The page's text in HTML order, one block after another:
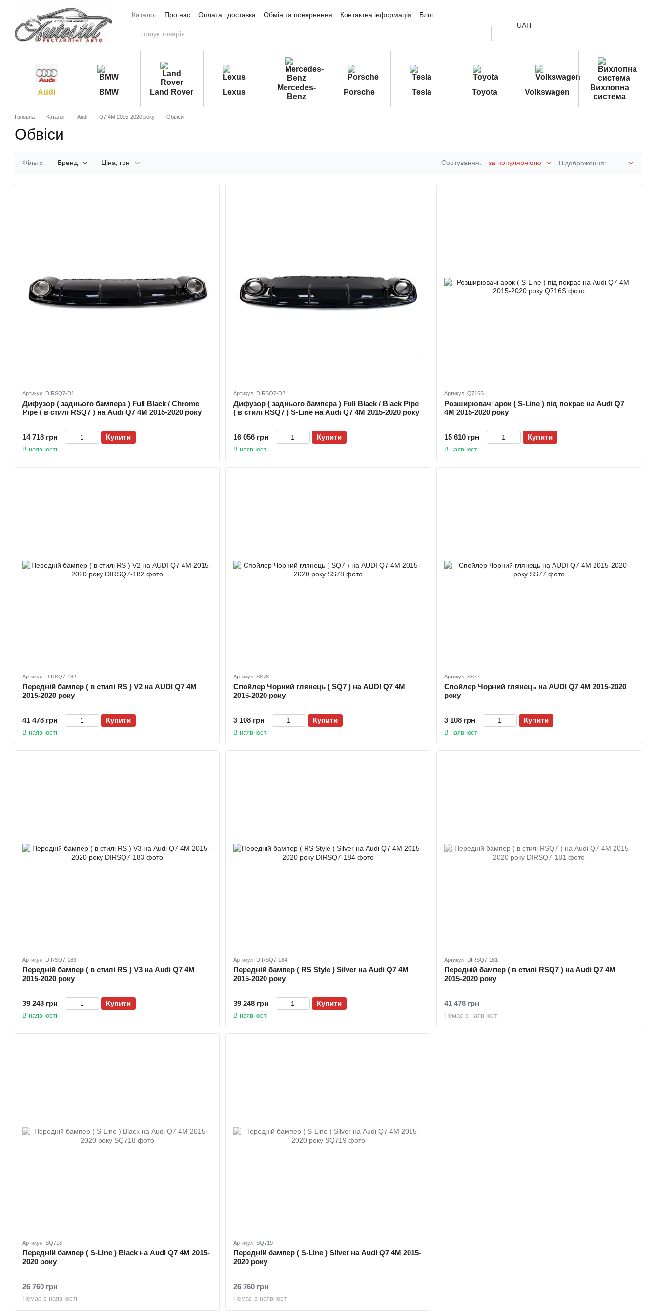
Перейти до основного контенту
Каталог
Про нас Оплата і доставка Обмін та повернення Контактна інформація
Блог
Угода користувача
Відгуки про магазин UAH
Audi BMW Land Rover Lexus
Mercedes-
Benz
Porsche Tesla Toyota Volkswagen
Вихлопна
система
Головна Каталог Audi Q7 4M 2015-2020 року Обвіси
Обвіси
Фільтр Бренд Ціна, грн Сортування: за популярністю Відображення:
Артикул: DIRSQ7-D1
Дифузор ( заднього бампера ) Full Black / Chrome
Pipe ( в стилі RSQ7 ) на Audi Q7 4M 2015-2020 року
14 718 грн Купити
В наявності
Артикул: DIRSQ7-D2
Дифузор ( заднього бампера ) Full Black / Black Pipe
( в стилі RSQ7 ) S-Line на Audi Q7 4M 2015-2020 року
16 056 грн Купити
В наявності
Артикул: Q716S
Розширювачі арок ( S-Line ) під покрас на Audi Q7
4M 2015-2020 року
15 610 грн Купити
В наявності
Артикул: DIRSQ7-182
Передній бампер ( в стилі RS ) V2 на AUDI Q7 4M
2015-2020 року
41 478 грн Купити
В наявності
Артикул: SS78
Спойлер Чорний глянець ( SQ7 ) на AUDI Q7 4M
2015-2020 року
3 108 грн Купити
В наявності
Артикул: SS77
Спойлер Чорний глянець на AUDI Q7 4M 2015-2020
року
3 108 грн Купити
В наявності
Артикул: DIRSQ7-183
Передній бампер ( в стилі RS ) V3 на Audi Q7 4M
2015-2020 року
39 248 грн Купити
В наявності
Артикул: DIRSQ7-184
Передній бампер ( RS Style ) Silver на Audi Q7 4M
2015-2020 року
39 248 грн Купити
В наявності
Артикул: DIRSQ7-181
Передній бампер ( в стилі RSQ7 ) на Audi Q7 4M
2015-2020 року
41 478 грн
Немає в наявності
Артикул: SQ718
Передній бампер ( S-Line ) Black на Audi Q7 4M 2015-
2020 року
26 760 грн
Немає в наявності
Артикул: SQ719
Передній бампер ( S-Line ) Silver на Audi Q7 4M 2015-
2020 року
26 760 грн
Немає в наявності